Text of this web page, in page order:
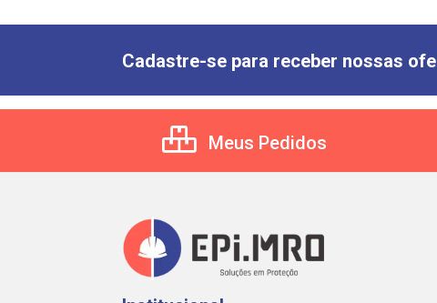
Cadastre-se para receber nossas
Meus Pedidos